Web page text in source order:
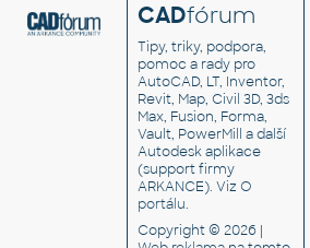
CADfórum
Tipy, triky, podpora,
pomoc a rady pro
AutoCAD, LT, Inventor,
Revit, Map, Civil 3D, 3ds
Max, Fusion, Forma,
Vault, PowerMill a další
Autodesk aplikace
(support firmy
ARKANCE). VizO
portálu.
Copyright © 2026 |